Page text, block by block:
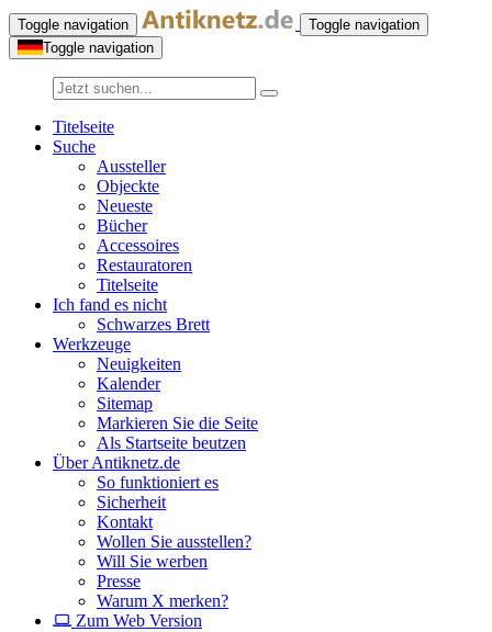
Toggle navigation
Toggle navigation
Toggle navigation
Titelseite
Suche
Aussteller
Objeckte
Neueste
Bücher
Accessoires
Restauratoren
Titelseite
Ich fand es nicht
Schwarzes Brett
Werkzeuge
Neuigkeiten
Kalender
Sitemap
Markieren Sie die Seite
Als Startseite beutzen
Über Antiknetz.de
So funktioniert es
Sicherheit
Kontakt
Wollen Sie ausstellen?
Will Sie werben
Presse
Warum X merken?
Zum Web Version